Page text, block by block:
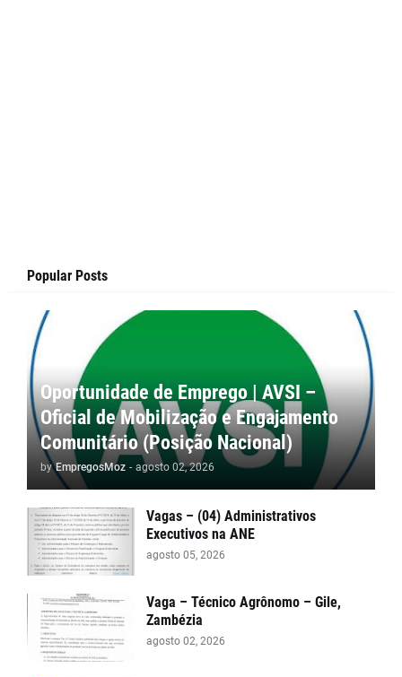
Popular Posts
Oportunidade de Emprego | AVSI –
Oficial de Mobilização e Engajamento
Comunitário (Posição Nacional)
by EmpregosMoz - agosto 02, 2026
Vagas – (04) Administrativos
Executivos na ANE
agosto 05, 2026
Vaga – Técnico Agrônomo – Gile,
Zambézia
agosto 02, 2026